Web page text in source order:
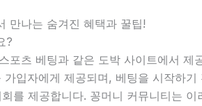
만나는 숨겨진 혜택과 꿀팁!
?
포츠 베팅과 같은 도박 사이트에서 제
가입자에게 제공되며, 베팅을 시작하
를 제공합니다. 꽁머니 커뮤니티는